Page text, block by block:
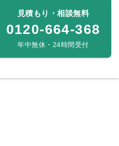
見積もり・相談無料
0120-664-368
年中無休・24時間受付